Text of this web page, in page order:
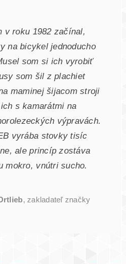
roku 1982 začínal,
na bicykel jednoducho
som si ich vyrobiť
som šil z plachiet
maminej šijacom stroji
s kamarátmi na
výpravách.
vyrába stovky tisíc
ale princíp zostáva
mokro, vnútri sucho.
, zakladateľ značky